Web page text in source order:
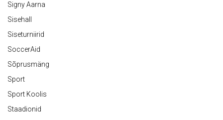
Signy Aarna
Sisehall
Siseturniirid
SoccerAid
Sõprusmäng
Sport
Sport Koolis
Staadionid